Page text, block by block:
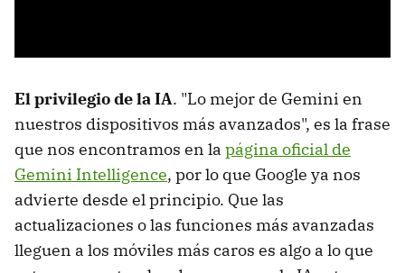
El privilegio de la IA. "Lo mejor de Gemini en
nuestros dispositivos más avanzados", es la frase
que nos encontramos en la página oficial de
Gemini Intelligence, por lo que Google ya nos
advierte desde el principio. Que las
actualizaciones o las funciones más avanzadas
lleguen a los móviles más caros es algo a lo que